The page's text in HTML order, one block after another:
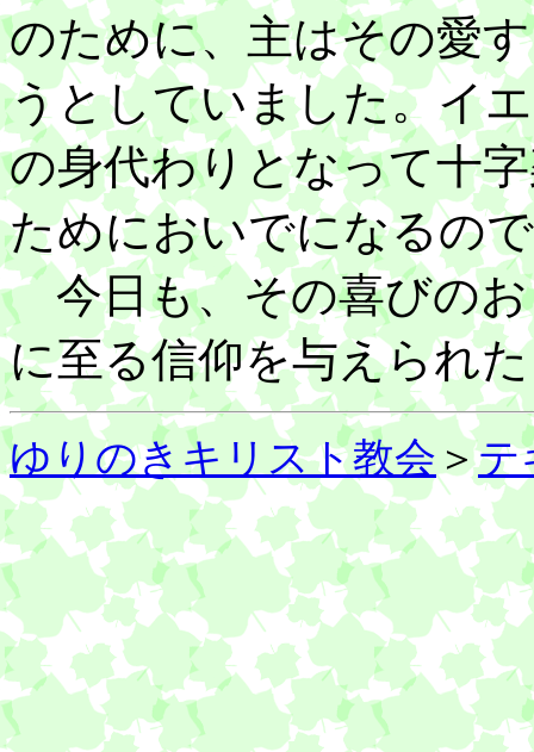
のために、主はその愛
うとしていました。イ
の身代わりとなって十
ためにおいでになるの
今日も、その喜びのお
に至る信仰を与えられ
ゆりのきキリスト教会 ＞テ